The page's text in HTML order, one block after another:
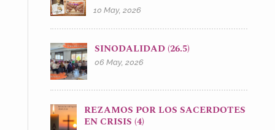
10 May, 2026
SINODALIDAD (26.5)
06 May, 2026
REZAMOS POR LOS SACERDOTES
EN CRISIS (4)